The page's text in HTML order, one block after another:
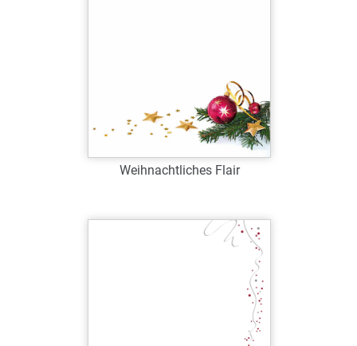
Weihnachtliches Flair
Art.-Nr.: W39072
Zum Merkzettel hinzufügen